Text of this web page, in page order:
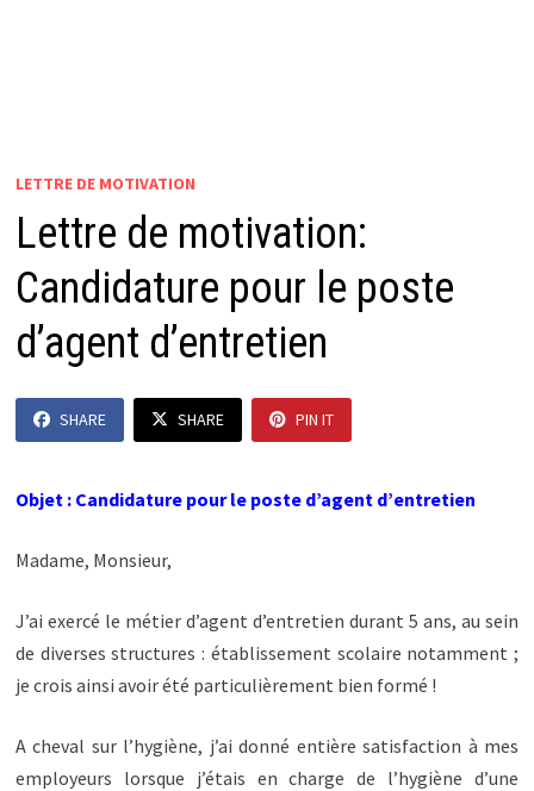
LETTRE DE MOTIVATION
Lettre de motivation:
Candidature pour le poste
d’agent d’entretien
SHARE SHARE PIN IT
Objet : Candidature pour le poste d’agent d’entretien
Madame, Monsieur,
J’ai exercé le métier d’agent d’entretien durant 5 ans, au sein
de diverses structures : établissement scolaire notamment ;
je crois ainsi avoir été particulièrement bien formé !
A cheval sur l’hygiène, j’ai donné entière satisfaction à mes
employeurs lorsque j’étais en charge de l’hygiène d’une